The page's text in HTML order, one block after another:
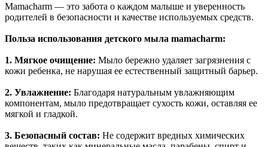
Mamacharm — это забота о каждом малыше и уверенность
родителей в безопасности и качестве используемых средств.
Польза использования детского мыла mamacharm:
1. Мягкое очищение: Мыло бережно удаляет загрязнения с
кожи ребенка, не нарушая ее естественный защитный барьер.
2. Увлажнение: Благодаря натуральным увлажняющим
компонентам, мыло предотвращает сухость кожи, оставляя ее
мягкой и гладкой.
3. Безопасный состав: Не содержит вредных химических